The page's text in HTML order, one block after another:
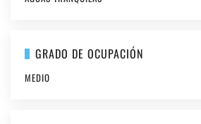
GRADO DE OCUPACIÓN
MEDIO